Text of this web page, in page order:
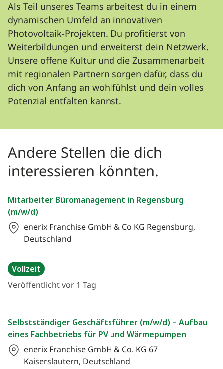
Als Teil unseres Teams arbeitest du in einem
dynamischen Umfeld an innovativen
Photovoltaik-Projekten. Du profitierst von
Weiterbildungen und erweiterst dein Netzwerk.
Unsere offene Kultur und die Zusammenarbeit
mit regionalen Partnern sorgen dafür, dass du
dich von Anfang an wohlfühlst und dein volles
Potenzial entfalten kannst.
Andere Stellen die dich
interessieren könnten.
Mitarbeiter Büromanagement in Regensburg
(m/w/d)
enerix Franchise GmbH & Co KG Regensburg,
Deutschland
Vollzeit
Veröffentlicht vor 1 Tag
Selbstständiger Geschäftsführer (m/w/d) – Aufbau
eines Fachbetriebs für PV und Wärmepumpen
enerix Franchise GmbH & Co. KG 67
Kaiserslautern, Deutschland